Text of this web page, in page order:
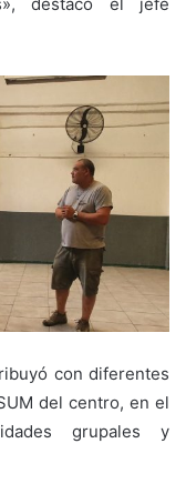
con diferentes
del centro, en el
grupales y